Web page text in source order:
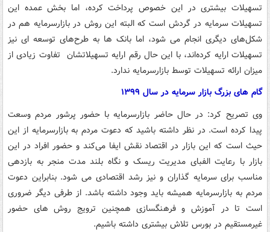
تسهیلات بیشتری در این خصوص پرداخت کرده، اما بخش عمده این
تسهیلات سرمایه در گردش است که البته این روش در بازارسرمایه هم در
شکل‌های دیگری انجام می شود، اما بانک ها به طرح‌های توسعه ای نیز
تسهیلات ارایه کرده‌اند، با این حال رقم ارایه تسهیلاتشان تفاوت زیادی از
میزان ارائه تسهیلات توسط بازارسرمایه ندارد.
گام های بزرگ بازار سرمایه در سال ۱۳۹۹
وی تصریح کرد: در حال حاضر بازارسرمایه با حضور پرشور مردم وسعت
پیدا کرده است. در نظر داشته باشید که دعوت مردم به بازارسرمایه از این
حیث است که این بازار در اقتصاد نقش ایفا می‌کند و حضور افراد در این
بازار با رعایت الفبای مدیریت ریسک و نگاه بلند مدت منجر به بازدهی
مناسب برای سرمایه گذاران و نیز رشد اقتصادی می شود. بنابراین دعوت
مردم به بازارسرمایه همیشه باید وجود داشته باشد. از طرفی دیگر ضروری
است تا در آموزش و فرهنگسازی همچنین ترویج روش های حضور
غیرمستقیم در بورس تلاش بیشتری داشته باشیم.